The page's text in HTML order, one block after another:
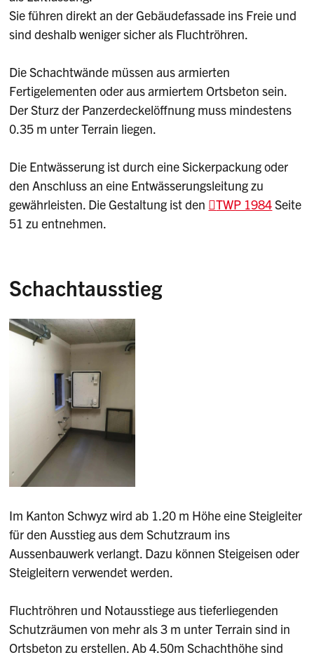
Sie führen direkt an der Gebäudefassade ins Freie und
sind deshalb weniger sicher als Fluchtröhren.
Die Schachtwände müssen aus armierten
Fertigelementen oder aus armiertem Ortsbeton sein.
Der Sturz der Panzerdeckelöffnung muss mindestens
0.35 m unter Terrain liegen.
Die Entwässerung ist durch eine Sickerpackung oder
den Anschluss an eine Entwässerungsleitung zu
gewährleisten. Die Gestaltung ist den
TWP 1984Seite
51 zu entnehmen.
Schachtausstieg
Im Kanton Schwyz wird ab 1.20 m Höhe eine Steigleiter
für den Ausstieg aus dem Schutzraum ins
Aussenbauwerk verlangt. Dazu können Steigeisen oder
Steigleitern verwendet werden.
Fluchtröhren und Notausstiege aus tieferliegenden
Schutzräumen von mehr als 3 m unter Terrain sind in
Ortsbeton zu erstellen. Ab 4.50m Schachthöhe sind